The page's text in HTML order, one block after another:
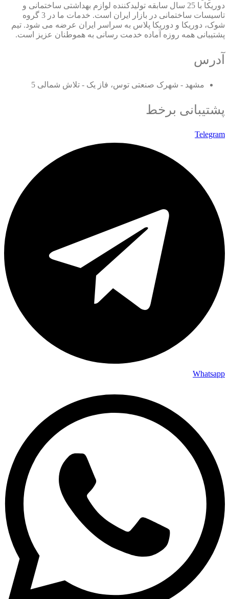
دوریکا با 25 سال سابقه تولیدکننده لوازم بهداشتی ساختمانی و
تاسیسات ساختمانی در بازار ایران است. خدمات ما در 3 گروه
شوک، دوریکا و دوریکا پلاس به سراسر ایران عرضه می شود. تیم
پشتیبانی همه روزه آماده خدمت رسانی به هموطنان عزیز است.
آدرس
مشهد - شهرک صنعتی توس، فاز یک - تلاش شمالی 5
پشتیبانی برخط
Telegram
Whatsapp